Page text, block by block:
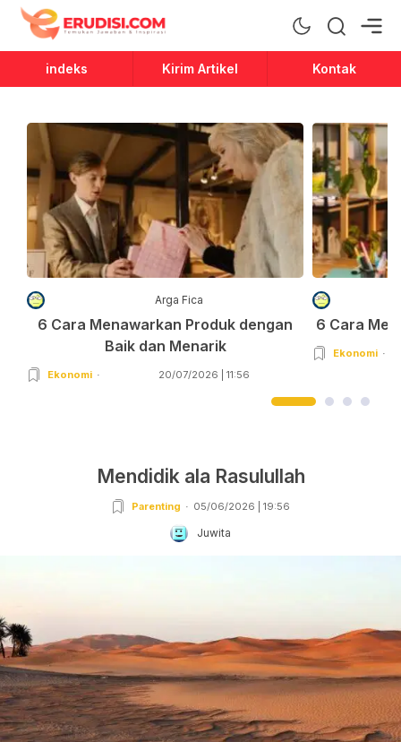
Erudisi
Temukan Jawaban dan Inspirasi
indeks Kirim Artikel Kontak
Arga Fica
6 Cara Menawarkan Produk dengan
Baik dan Menarik
Ekonomi 20/07/2026 | 11:56
6 Cara
Ekonomi
Mendidik ala Rasulullah
Parenting 05/06/2026 | 19:56
Juwita